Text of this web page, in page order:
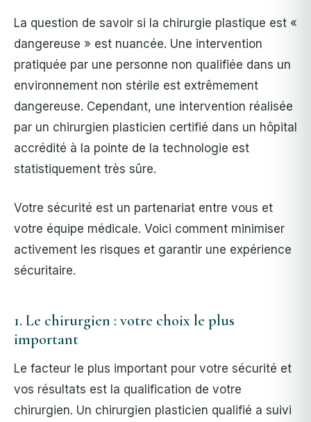
La question de savoir si la chirurgie plastique est «
dangereuse » est nuancée. Une intervention
pratiquée par une personne non qualifiée dans un
environnement non stérile est extrêmement
dangereuse. Cependant, une intervention réalisée
par un chirurgien plasticien certifié dans un hôpital
accrédité à la pointe de la technologie est
statistiquement très sûre.
Votre sécurité est un partenariat entre vous et
votre équipe médicale. Voici comment minimiser
activement les risques et garantir une expérience
sécuritaire.
1. Le chirurgien : votre choix le plus
important
Le facteur le plus important pour votre sécurité et
vos résultats est la qualification de votre
chirurgien. Un chirurgien plasticien qualifié a suivi